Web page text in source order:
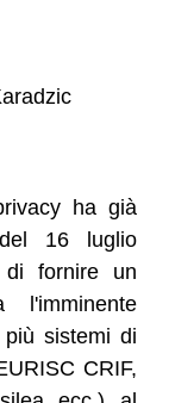
ha già
16 luglio
di fornire un
l'imminente
sistemi di
CRIF,